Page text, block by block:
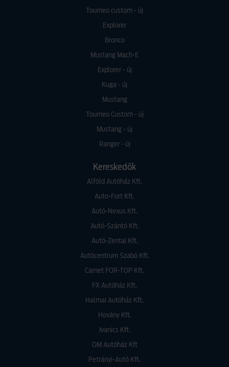
Tourneo custom - új
Explorer
Bronco
Mustang Mach-E
Explorer - új
Kuga - új
Mustang
Tourneo Custom - új
Mustang - új
Ranger - új
Kereskedők
Alföld Autóház Kft.
Auto-Fort Kft.
Autó-Nexus Kft.
Autó-Szántó Kft.
Autó-Zentai Kft.
Autócentrum Szabó Kft.
Carnet FOR-TOP Kft.
FX Autóház Kft.
Halmai Autóház Kft.
Hovány Kft.
Ivanics Kft.
OM Autóház Kft
Petrányi-Autó Kft.